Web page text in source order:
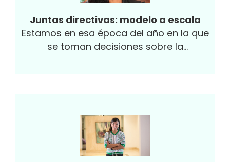
Juntas directivas: modelo a escala
Estamos en esa época del año en la que
se toman decisiones sobre la
repensar todos sus procesos. Al definir la
junta directiva de su organización, es clave
considerar que la misma debe ser un
reflejo de su empresa. Un modelo sobre su